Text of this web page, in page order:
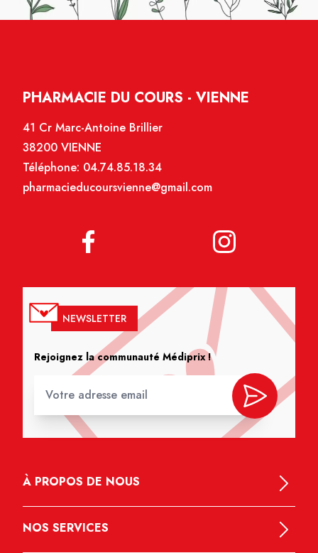
PHARMACIE DU COURS - VIENNE
41 Cr Marc-Antoine Brillier
38200 VIENNE
Téléphone: 04.74.85.18.34
pharmacieducoursvienne@gmail.com
NEWSLETTER
Rejoignez la communauté Médiprix !
À PROPOS DE NOUS
NOS SERVICES